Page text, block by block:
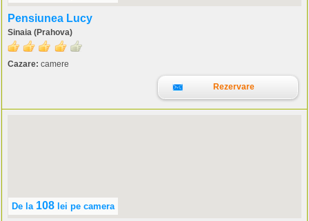
Pensiunea Lucy
Sinaia (Prahova)
Cazare: camere
Rezervare
De la 108 lei pe camera